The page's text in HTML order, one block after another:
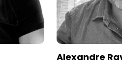
Alexandre